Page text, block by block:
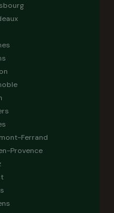
Ferrand
Provence